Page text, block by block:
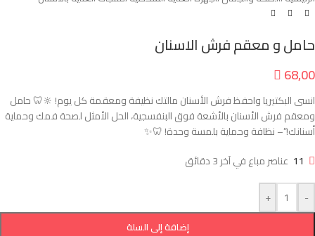
حامل و معقم فرش الاسنان
68,00
انسى البكتيريا واحفظ فرش الأسنان مالتك نظيفة ومعقمة كل يوم! 🔆🦷 حامل
ومعقم فرش الأسنان بالأشعة فوق البنفسجية، الحل الأمثل لصحة فمك وحماية
أسنانك!”– نظافة وحماية بلمسة وحدة! 🦷✨
11 عناصر مباع في آخر 3 دقائق
-
+
إضافة إلى السلة